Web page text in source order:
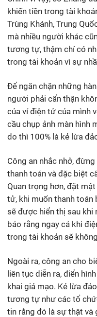
khiến tiền trong tài
Trùng Khánh, Trung
mà nhiều người khác
tương tự, thậm chí có
trong tài khoản vì sự
Để ngăn chặn những
người phải cẩn thận
của ví điện tử của mình
cầu chụp ảnh màn hình
do thì 100% là kẻ lừa
Công an nhắc nhở,
thanh toán và đặc biệt
Quan trọng hơn, đặt
tử, khi muốn thanh toán
sẽ được hiển thị sau khi
bảo rằng ngay cả khi
trong tài khoản sẽ
Ngoài ra, công an cho
liên tục diễn ra, điển
khai giả mạo. Kẻ lừa
tương tự như các tổ
tin rằng đó là sự thật và